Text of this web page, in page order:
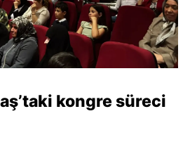
kongre süreci